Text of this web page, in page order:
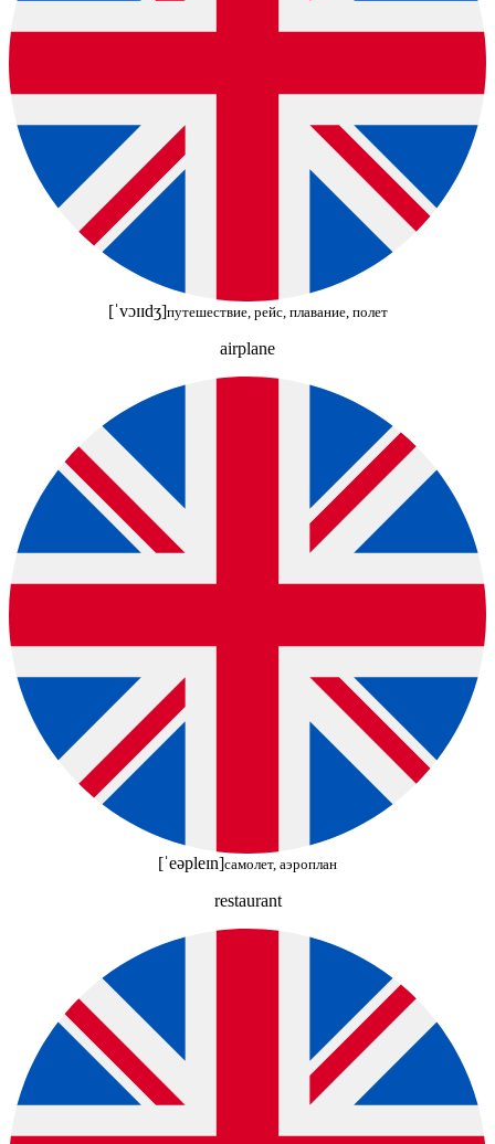
[ˈvɔɪɪdʒ]путешествие, рейс, плавание, полет
airplane
[ˈeəpleɪn]самолет, аэроплан
restaurant